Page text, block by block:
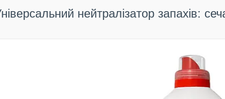
нейтралізатор запахів: